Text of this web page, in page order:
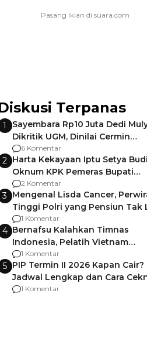
Terpanas
1
Sayembara Rp10 Juta Dedi
Dikritik UGM, Dinilai Cermin
Gagalnya Negara Jamin
6 Komentar
2 Harta Kekayaan Iptu Setya
Oknum KPK Pemeras Bupati
Pemalang
2 Komentar
3 Mengenal Lisda Cancer,
Tinggi Polri yang Pensiun Tak
Usai Jadi Brigjen
1 Komentar
4 Bernafsu Kalahkan Timnas
Indonesia, Pelatih Vietnam
Berencana Pakai Jimat di
1 Komentar
5 PIP Termin II 2026 Kapan Cair?
Jadwal Lengkap dan Cara
agar Dana Tidak Hangus!
1 Komentar